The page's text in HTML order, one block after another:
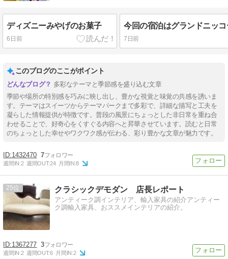
ディズニーみやげのお菓子
6日前 7日前
このブログのここがポイント
多彩なテーマと季節感を盛り込む文章
季節や場所の特別感を巧みに映し出し、豊かな視覚と味覚の共感を誘いま
す。テーマはスイーツからテーマパークまで多彩で、詳細な描写と工夫を
凝らした情報提供が特徴です。普段の風景にちょっとした非日常を重ね合
わせることで、好奇心をくすぐる内容へと昇華させています。読むと日常
のちょっとした幸せやワクワク感が伝わる、彩り豊かな文章が魅力です。
1432470 7
週間IN:2 週間OUT:24 月間IN:8
25 クラシックデモダン 店長レポート
アンティーク調インテリア、輸入家具の紹介アンティー
ク調輸入家具、おススメインテリアの紹介。
1367277 3
週間IN:2 週間OUT:6 月間IN:2